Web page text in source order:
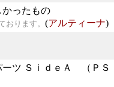
ったもの
おります。 (アルティーナ)
ーツ ＳｉｄｅＡ （ＰＳ